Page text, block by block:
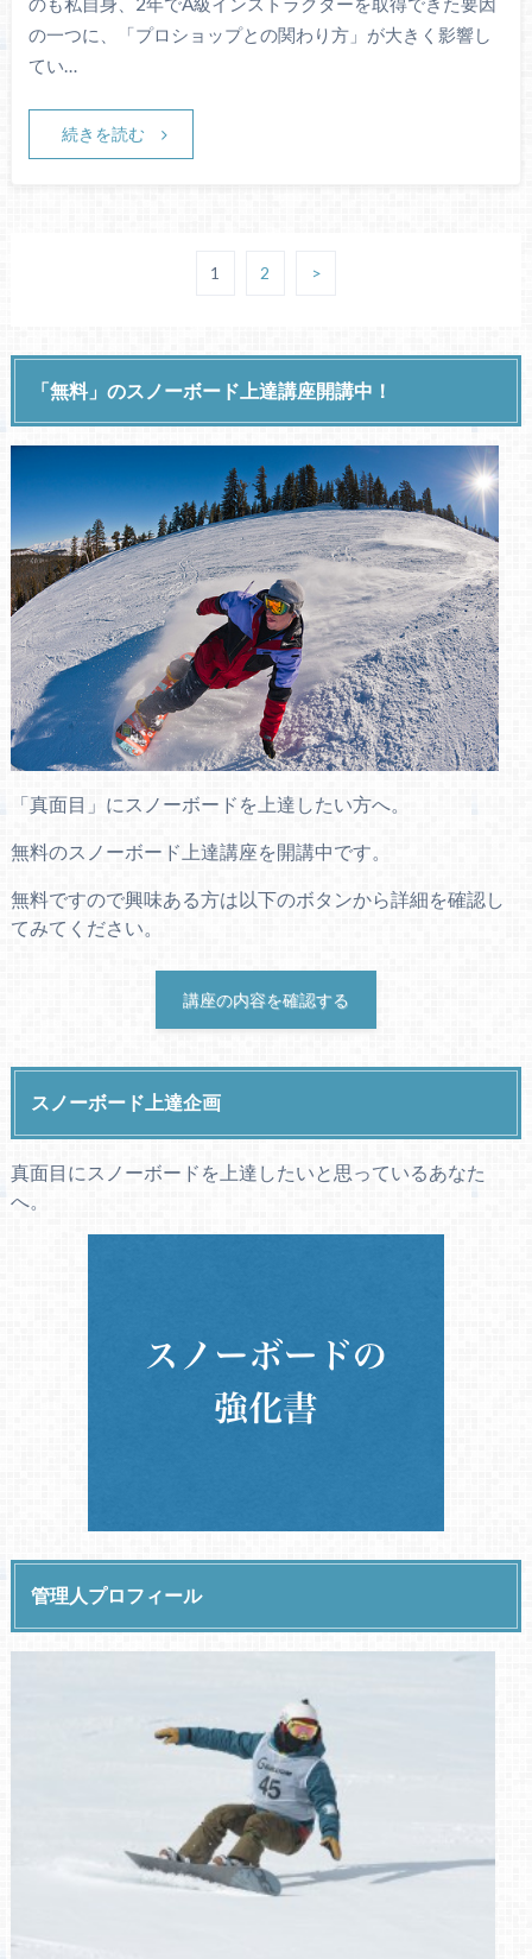
の一つに、「プロショップとの関わり方」が大きく影響し
てい…
続きを読む
1 2 >
「無料」のスノーボード上達講座開講中！
「真面目」にスノーボードを上達したい方へ。
無料のスノーボード上達講座を開講中です。
無料ですので興味ある方は以下のボタンから詳細を確認し
てみてください。
講座の内容を確認する
スノーボード上達企画
真面目にスノーボードを上達したいと思っているあなた
へ。
管理人プロフィール